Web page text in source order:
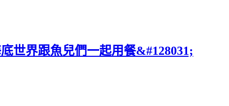
世界跟魚兒們一起用餐&#128031;